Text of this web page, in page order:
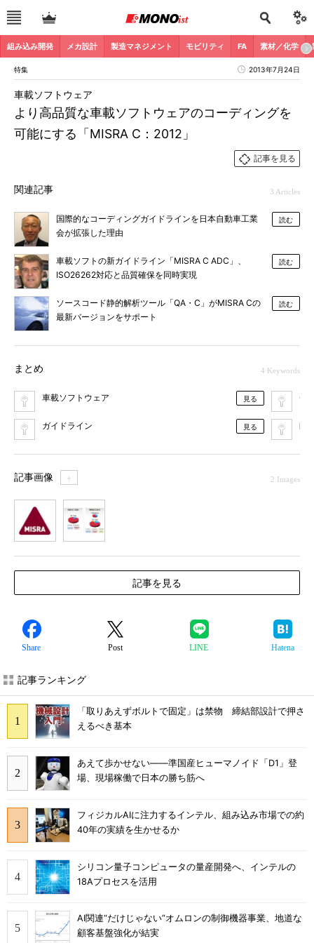
組み込み開発 メカ設計 製造マネジメント モビリティ FA 素材／化学
特集 2013年7月24日
より高品質な車載ソフトウェアのコーディングを
可能にする「MISRA C：2012」
車載ソフトウェア
記事を見る
関連記事 3 Articles
国際的なコーディングガイドラインを日本自動車工業
会が拡張した理由
読む
車載ソフトの新ガイドライン「MISRA C ADC」、
ISO26262対応と品質確保を同時実現
読む
ソースコード静的解析ツール「QA・C」がMISRA Cの
最新バージョンをサポート
読む
まとめ 4 Keywords
車載ソフトウェア 見る
ガイドライン 見る
C
静
記事画像 ＋ 2 Images
記事を見る
Share Post LINE Hatena
記事ランキング
「取りあえずボルトで固定」は禁物 締結部設計で押さ
えるべき基本
あえて歩かせない――準国産ヒューマノイド「D1」登
場、現場稼働で日本の勝ち筋へ
フィジカルAIに注力するインテル、組み込み市場での約
40年の実績を生かせるか
シリコン量子コンピュータの量産開発へ、インテルの
18Aプロセスを活用
AI関連“だけじゃない”オムロンの制御機器事業、地道な
顧客基盤強化が結実